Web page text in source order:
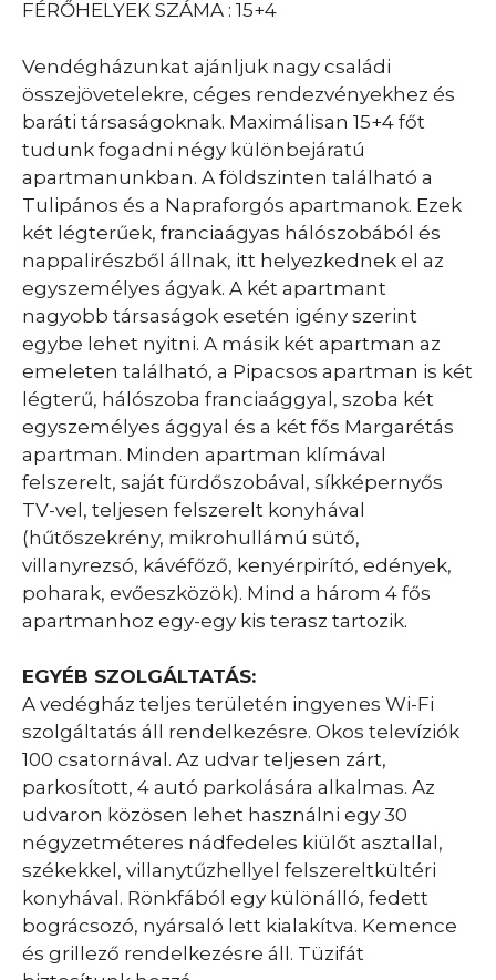
FÉRŐHELYEK SZÁMA : 15+4
Vendégházunkat ajánljuk nagy családi
összejövetelekre, céges rendezvényekhez és
baráti társaságoknak. Maximálisan 15+4 főt
tudunk fogadni négy különbejáratú
apartmanunkban. A földszinten található a
Tulipános és a Napraforgós apartmanok. Ezek
két légterűek, franciaágyas hálószobából és
nappalirészből állnak, itt helyezkednek el az
egyszemélyes ágyak. A két apartmant
nagyobb társaságok esetén igény szerint
egybe lehet nyitni. A másik két apartman az
emeleten található, a Pipacsos apartman is két
légterű, hálószoba franciaággyal, szoba két
egyszemélyes ággyal és a két fős Margarétás
apartman. Minden apartman klímával
felszerelt, saját fürdőszobával, síkképernyős
TV-vel, teljesen felszerelt konyhával
(hűtőszekrény, mikrohullámú sütő,
villanyrezsó, kávéfőző, kenyérpirító, edények,
poharak, evőeszközök). Mind a három 4 fős
apartmanhoz egy-egy kis terasz tartozik.
EGYÉB SZOLGÁLTATÁS:
A vedégház teljes területén ingyenes Wi-Fi
szolgáltatás áll rendelkezésre. Okos televíziók
100 csatornával. Az udvar teljesen zárt,
parkosított, 4 autó parkolására alkalmas. Az
udvaron közösen lehet használni egy 30
négyzetméteres nádfedeles kiülőt asztallal,
székekkel, villanytűzhellyel felszereltkültéri
konyhával. Rönkfából egy különálló, fedett
bográcsozó, nyársaló lett kialakítva. Kemence
és grillező rendelkezésre áll. Tüzifát